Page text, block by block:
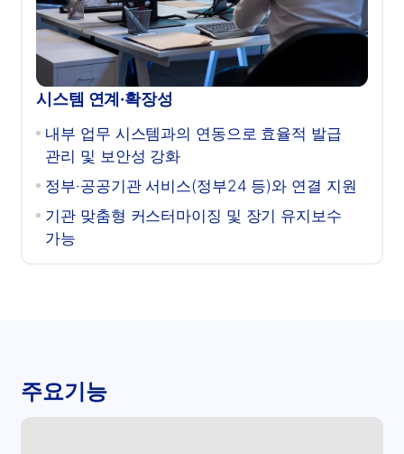
시스템 연계·확장성
내부 업무 시스템과의 연동으로 효율적 발급
관리 및 보안성 강화
정부·공공기관 서비스(정부24 등)와 연결 지원
기관 맞춤형 커스터마이징 및 장기 유지보수
가능
주요기능